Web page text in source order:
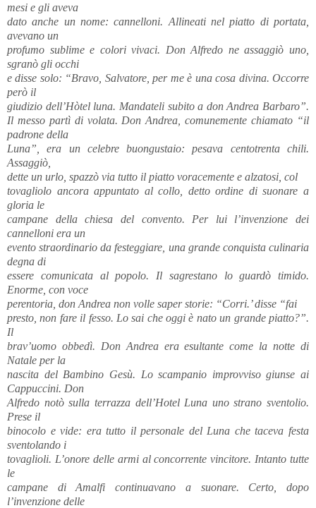
mesi e gli aveva
dato anche un nome: cannelloni. Allineati nel piatto di portata,
avevano un
profumo sublime e colori vivaci. Don Alfredo ne assaggiò uno,
sgranò gli occhi
e disse solo: “Bravo, Salvatore, per me è una cosa divina. Occorre
però il
giudizio dell’Hòtel luna. Mandateli subito a don Andrea Barbaro”.
Il messo partì di volata. Don Andrea, comunemente chiamato “il
padrone della
Luna”, era un celebre buongustaio: pesava centotrenta chili.
Assaggiò,
dette un urlo, spazzò via tutto il piatto voracemente e alzatosi, col
tovagliolo ancora appuntato al collo, detto ordine di suonare a
gloria le
campane della chiesa del convento. Per lui l’invenzione dei
cannelloni era un
evento straordinario da festeggiare, una grande conquista culinaria
degna di
essere comunicata al popolo. Il sagrestano lo guardò timido.
Enorme, con voce
perentoria, don Andrea non volle saper storie: “Corri.’ disse “fai
presto, non fare il fesso. Lo sai che oggi è nato un grande piatto?”.
Il
brav’uomo obbedì. Don Andrea era esultante come la notte di
Natale per la
nascita del Bambino Gesù. Lo scampanio improvviso giunse ai
Cappuccini. Don
Alfredo notò sulla terrazza dell’Hotel Luna uno strano sventolio.
Prese il
binocolo e vide: era tutto il personale del Luna che taceva festa
sventolando i
tovaglioli. L’onore delle armi al concorrente vincitore. Intanto tutte
le
campane di Amalfi continuavano a suonare. Certo, dopo
l’invenzione delle